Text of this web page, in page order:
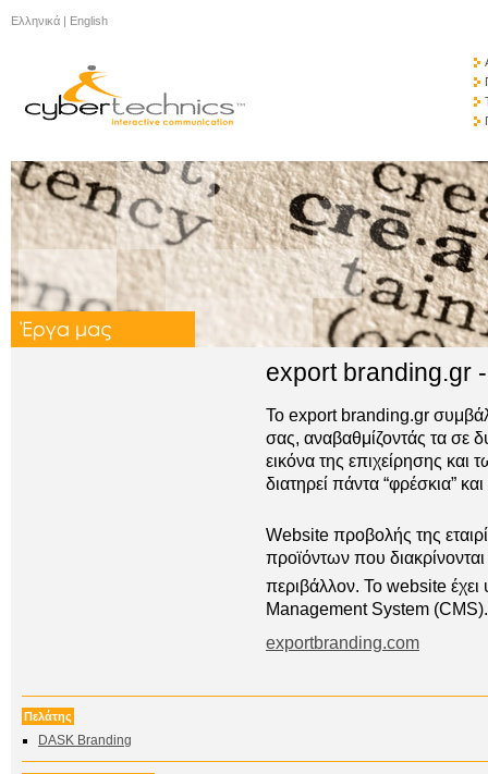
Ελληνικά | English
export branding.gr
Το export branding.gr
σας, αναβαθμίζοντάς τα σε
εικόνα της επιχείρησης και
διατηρεί πάντα “φρέσκια”
Website προβολής της
προϊόντων που
περιβάλλον. To website
Management System (CMS).
exportbranding.com
Πελάτης
DASK Branding